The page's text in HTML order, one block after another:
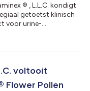
® , L.L.C. kondigt
getoetst klinisch
voor urine-
studie
urine-incontinentie.
dat er si...
voltooit
Flower Pollen